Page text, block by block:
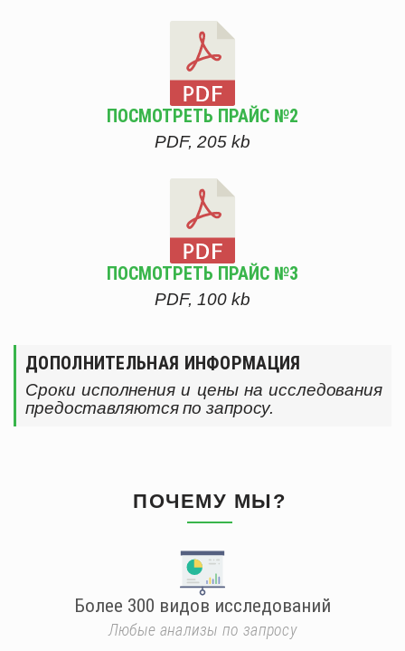
ПОСМОТРЕТЬ ПРАЙС №2
PDF, 205 kb
ПОСМОТРЕТЬ ПРАЙС №3
PDF, 100 kb
ДОПОЛНИТЕЛЬНАЯ ИНФОРМАЦИЯ
Сроки исполнения и цены на исследования
предоставляются по запросу.
ПОЧЕМУ МЫ?
Более 300 видов исследований
Любые анализы по запросу